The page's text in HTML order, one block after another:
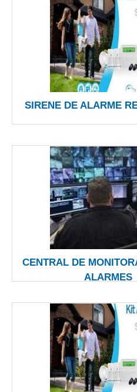
SIRENE DE ALARME
CENTRAL DE
ALARMES